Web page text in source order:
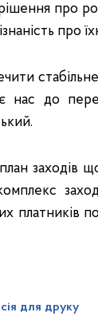
про
про
до
платників
для друку